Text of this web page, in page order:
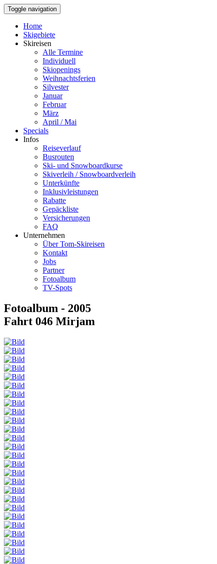
Toggle navigation
Home
Skigebiete
Skireisen
Alle Termine
Individuell
Skiopenings
Weihnachtsferien
Silvester
Januar
Februar
März
April / Mai
Specials
Infos
Reiseverlauf
Busrouten
Ski- und Snowboardkurse
Skiverleih / Snowboardverleih
Unterkünfte
Inklusivleistungen
Rabatte
Gepäckliste
Versicherungen
FAQ
Unternehmen
Über Tom-Skireisen
Kontakt
Jobs
Partner
Fotoalbum
TV-Spots
Fotoalbum - 2005
Fahrt 046 Mirjam